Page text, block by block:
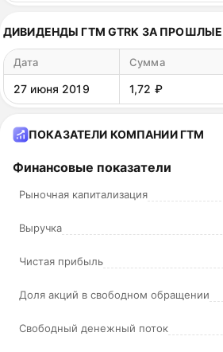
ДИВИДЕНДЫ ГТМ GTRK ЗА
Дата Сумма
27 июня 2019 1,72 ₽
ПОКАЗАТЕЛИ КОМПАНИИ ГТМ
Финансовые показатели
Рыночная капитализация
Выручка
Чистая прибыль
Доля акций в свободном обращении
Свободный денежный поток